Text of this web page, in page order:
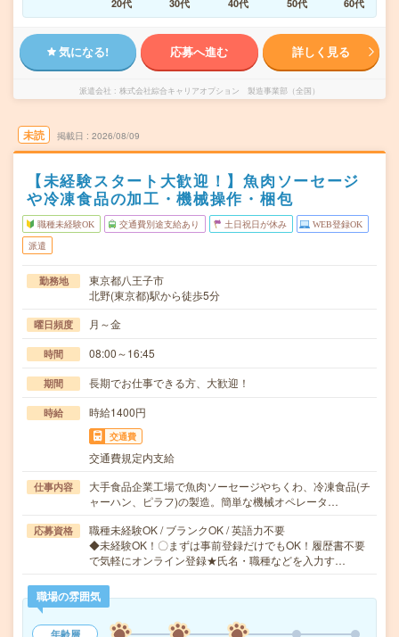
20代
30代 40代 50代 60代
気になる! 応募へ進む 詳しく見る
派遣会社 株式会社綜合キャリアオプション 製造事業部（全国）
未読 掲載日 2026/08/09
【未経験スタート大歓迎！】魚肉ソーセージ
や冷凍食品の加工・機械操作・梱包
職種未経験OK 交通費別途支給あり 土日祝日が休み WEB登録OK
派遣
勤務地
東京都八王子市
北野(東京都)駅から徒歩5分
曜日頻度 月～金
時間 08:00～16:45
期間 長期でお仕事できる方、大歓迎！
時給 時給1400円
交通費
交通費規定内支給
仕事内容
大手食品企業工場で魚肉ソーセージやちくわ、冷凍食品(チ
ャーハン、ピラフ)の製造。簡単な機械オペレータ…
応募資格
職種未経験OK / ブランクOK / 英語力不要
◆未経験OK！〇まずは事前登録だけでもOK！履歴書不要
で気軽にオンライン登録★氏名・職種などを入力す…
職場の雰囲気
年齢層